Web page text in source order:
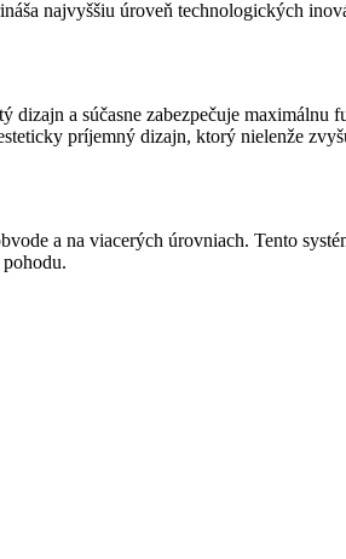
najvyššiu úroveň technologických
a súčasne zabezpečuje
príjemný dizajn, ktorý nielenže
a na viacerých úrovniach. Tento